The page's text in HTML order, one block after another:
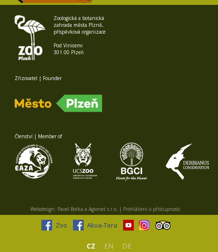
Zoologická a botanická
zahrada města Plzně,
příspěvková organizace
Pod Vinicemi
301 00 Plzeň
Zřizovatel | Founder
Členství | Member of
Webdesign: Pavel Botka a Agionet s.r.o. | Prohlášení o přístupnosti
Zoo Akva-Tera
CZ EN DE